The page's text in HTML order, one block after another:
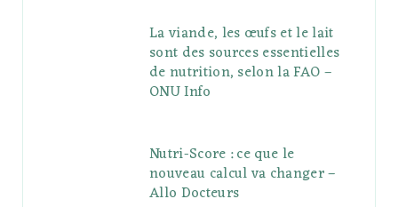
La viande, les œufs et le lait
sont des sources essentielles
de nutrition, selon la FAO –
ONU Info
Nutri-Score : ce que le
nouveau calcul va changer –
Allo Docteurs